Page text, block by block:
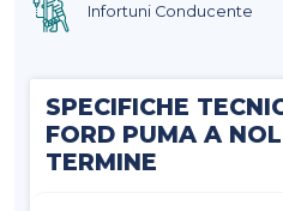
Infortuni Conducente
SPECIFICHE
FORD PUMA A
TERMINE